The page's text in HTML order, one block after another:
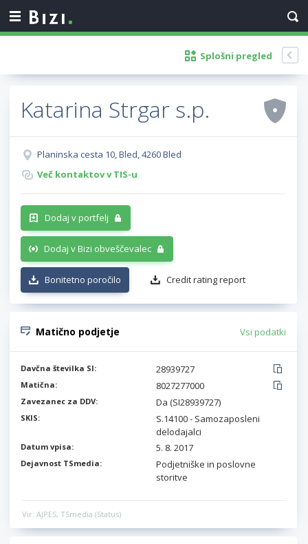
Splošni pregled
Katarina Strgar s.p.
Planinska cesta 10, Bled, 4260 Bled
Več kontaktov v TIS-u
Dodaj v portfelj
Dodaj v Bizi obveščevalec
Bonitetno poročilo Credit rating report
Matično podjetje Vsi podatki
Davčna številka SI: 28939727
Matična: 8027277000
Zavezanec za DDV: Da (SI28939727)
SKIS:
S.14100 - Samozaposleni
delodajalci
Datum vpisa: 5. 8. 2017
Dejavnost TSmedia:
Podjetniške in poslovne
storitve
Vir: AJPES, TSmedia (Status)